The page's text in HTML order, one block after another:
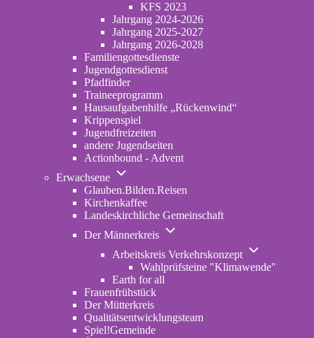
KFS 2023
Jahrgang 2024-2026
Jahrgang 2025-2027
Jahrgang 2026-2028
Familiengottesdienste
Jugendgottesdienst
Pfadfinder(opens
in
new
tab)
Traineeprogramm
Hausaufgabenhilfe „Rückenwind“
Krippenspiel
Jugendfreizeiten
andere Jugendseiten
Actionbound - Advent
Erwachsene
Unternavigation
Erwachsene
Glauben.Bilden.Reisen
new
Kirchenkaffee
Landeskirchliche Gemeinschaft
Der Männerkreis
Unternavigation
Der
Männerkreis
Arbeitskreis Verkehrskonzept
Arbeitskreis
Wahlprüfsteine "Klimawende"
Earth for all
Frauenfrühstück
Der Mütterkreis
Qualitätsentwicklungsteam
Spiel!Gemeinde